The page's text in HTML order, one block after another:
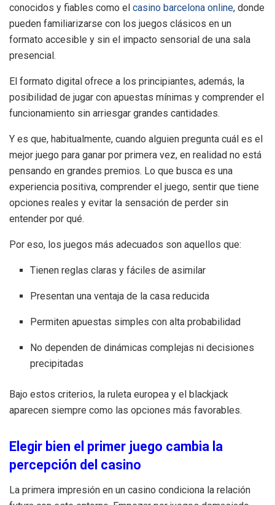
conocidos y fiables como el casino barcelona online, donde
pueden familiarizarse con los juegos clásicos en un
formato accesible y sin el impacto sensorial de una sala
presencial.
El formato digital ofrece a los principiantes, además, la
posibilidad de jugar con apuestas mínimas y comprender el
funcionamiento sin arriesgar grandes cantidades.
Y es que, habitualmente, cuando alguien pregunta cuál es el
mejor juego para ganar por primera vez, en realidad no está
pensando en grandes premios. Lo que busca es una
experiencia positiva, comprender el juego, sentir que tiene
opciones reales y evitar la sensación de perder sin
entender por qué.
Por eso, los juegos más adecuados son aquellos que:
Tienen reglas claras y fáciles de asimilar
Presentan una ventaja de la casa reducida
Permiten apuestas simples con alta probabilidad
No dependen de dinámicas complejas ni decisiones
precipitadas
Bajo estos criterios, la ruleta europea y el blackjack
aparecen siempre como las opciones más favorables.
Elegir bien el primer juego cambia la
percepción del casino
La primera impresión en un casino condiciona la relación